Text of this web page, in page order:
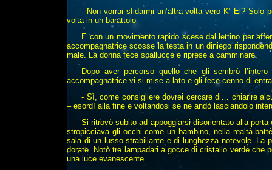
- Non vorrai sfidarmi un’altra volta vero K’ El? Solo
volta in un barattolo –
E con un movimento rapido scese dal lettino per
accompagnatrice scosse la testa in un diniego
male. La donna fece spallucce e riprese a camminare.
Dopo aver percorso quello che gli sembrò
accompagnatrice vi si mise a lato e gli fece cenno di
- Sì, come consigliere dovrei cercare di… chiarire
– esordì alla fine e voltandosi se ne andò lasciandolo
Si ritrovò subito ad appoggiarsi disorientato alla
stropicciava gli occhi come un bambino, nella realtà
sala di un lusso strabiliante e di lunghezza notevole. La
dorate. Notò tre lampadari a gocce di cristallo verde che
una luce evanescente.